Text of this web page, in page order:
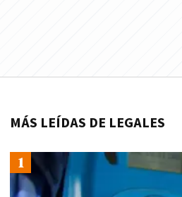
MÁS LEÍDAS DE LEGALES